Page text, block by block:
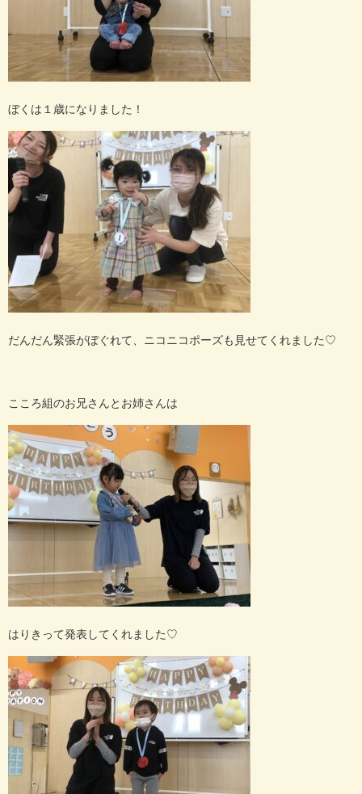
ぼくは１歳になりました！
だんだん緊張がぼぐれて、ニコニコポーズも見せてくれました♡
こころ組のお兄さんとお姉さんは
はりきって発表してくれました♡